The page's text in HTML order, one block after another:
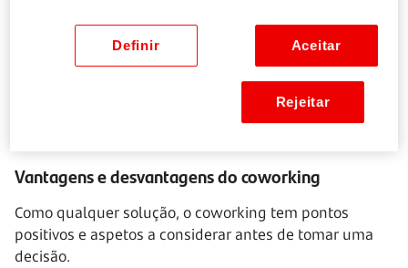
Também pode ser útil em situações pontuais, como
precisar de um espaço para reuniões, um dia de foco
fora de casa ou um local profissional para receber
Vantagens e desvantagens do coworking
Como qualquer solução, o coworking tem pontos
positivos e aspetos a considerar antes de tomar uma
decisão.
Aceitar
Definir
Rejeitar